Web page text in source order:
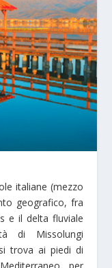
italiane (mezzo
geografico, fra
e il delta fluviale
di Missolungi
trova ai piedi di